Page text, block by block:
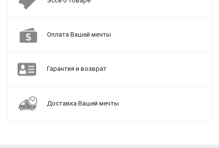
Оплата Вашей мечты
Гарантия и возврат
Доставка Вашей мечты